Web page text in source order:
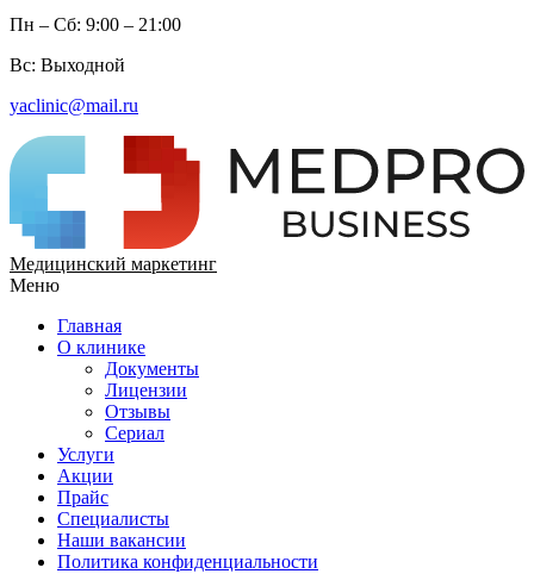
Пн – Сб: 9:00 – 21:00
Вс: Выходной
yaclinic@mail.ru
Медицинский маркетинг
Меню
Главная
О клинике
Документы
Лицензии
Отзывы
Сериал
Услуги
Акции
Прайс
Специалисты
Наши вакансии
Политика конфиденциальности